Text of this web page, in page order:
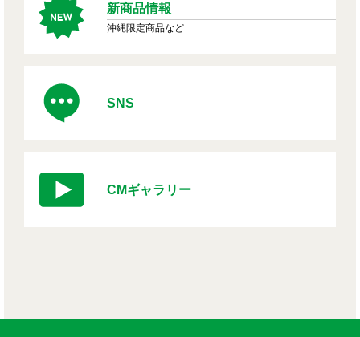
新商品情報
沖縄限定商品など
SNS
CMギャラリー